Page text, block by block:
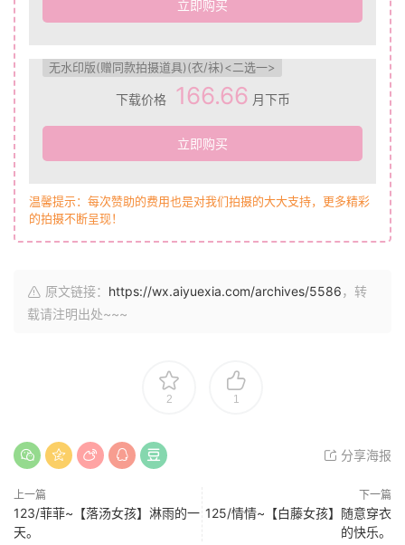
立即购买
无水印版(赠同款拍摄道具)(衣/袜)<二选一>
下载价格 166.66 月下币
立即购买
温馨提示：每次赞助的费用也是对我们拍摄的大大支持，更多精彩
的拍摄不断呈现！
原文链接： https://wx.aiyuexia.com/archives/5586，转
载请注明出处~~~
2 1
分享海报
上一篇
123/菲菲~【落汤女孩】淋雨的一
天。
下一篇
125/情情~【白藤女孩】随意穿衣
的快乐。